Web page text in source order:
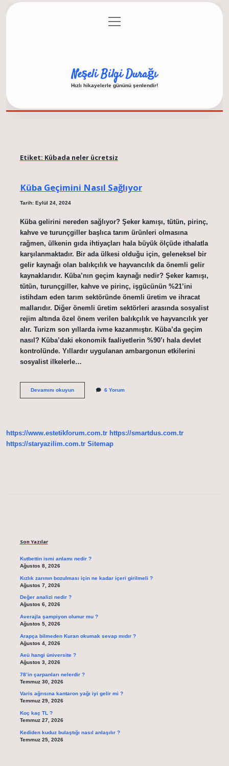
Gizlilik Politikası
menüyü
aç
Neşeli Bilgi Durağı
Hızlı hikayelerle gününü şenlendir!
Etiket: Kübada neler ücretsiz
Küba Geçimini Nasıl Sağlıyor
Tarih: Eylül 24, 2024
Küba gelirini nereden sağlıyor? Şeker kamışı, tütün, pirinç,
kahve ve turunçgiller başlıca tarım ürünleri olmasına
rağmen, ülkenin gıda ihtiyaçları hala büyük ölçüde ithalatla
karşılanmaktadır. Bir ada ülkesi olduğu için, geleneksel bir
gelir kaynağı olan balıkçılık ve hayvancılık da önemli gelir
kaynaklarıdır. Küba’nın geçim kaynağı nedir? Şeker kamışı,
tütün, turunçgiller, kahve ve pirinç, işgücünün %21’ini
istihdam eden tarım sektöründe önemli üretim ve ihracat
mallarıdır. Diğer önemli üretim sektörleri arasında sosyalist
rejim altında özel önem verilen balıkçılık ve hayvancılık yer
alır. Turizm son yıllarda ivme kazanmıştır. Küba’da geçim
nasıl? Küba’daki ekonomik faaliyetlerin %90’ı hala devlet
kontrolünde. Yıllardır uygulanan ambargonun etkilerini
sosyalist ilkelerle…
Devamını okuyunKüba
6 Yorum
https://www.estetikforum.com.tr https://smartdus.com.tr
https://staryazilim.com.tr Sitemap
Son Yazılar
Kutbettin ismi anlamı nedir ?
Ağustos 8, 2026
Kızlık zarının bozulması için ne kadar içeri girilmeli ?
Ağustos 7, 2026
Değer analizi nedir ?
Ağustos 6, 2026
Averajla şampiyon olunur mu ?
Ağustos 5, 2026
Arapça bilmeden Kuran okumak sevap mıdır ?
Ağustos 4, 2026
Aeü hangi üniversite ?
Ağustos 3, 2026
78’in çarpanları nelerdir ?
Temmuz 30, 2026
Varis ağrısına kantaron yağı iyi gelir mi ?
Temmuz 29, 2026
Koç kaç TL ?
Temmuz 27, 2026
Kediden kuduz bulaştığı nasıl anlaşılır ?
Temmuz 25, 2026